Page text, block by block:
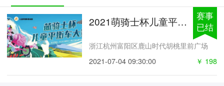
赛事
已结
束
2021萌骑士杯儿童平衡车大赛
浙江杭州富阳区鹿山时代胡桃里前广场
2021-07-04 09:30:00
￥ 198